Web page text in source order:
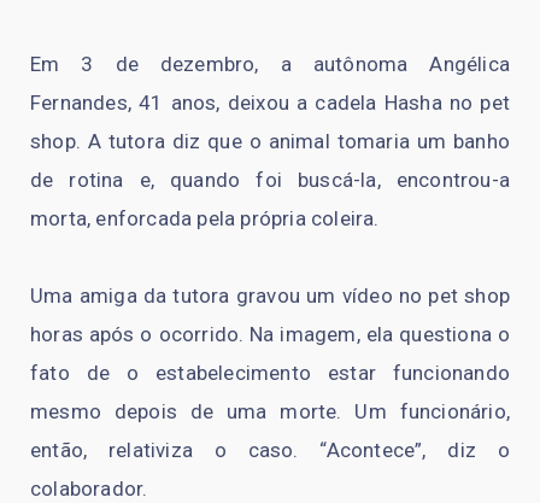
Em 3 de dezembro, a autônoma Angélica
Fernandes, 41 anos, deixou a cadela Hasha no pet
shop. A tutora diz que o animal tomaria um banho
de rotina e, quando foi buscá-la, encontrou-a
morta, enforcada pela própria coleira.
Uma amiga da tutora gravou um vídeo no pet shop
horas após o ocorrido. Na imagem, ela questiona o
fato de o estabelecimento estar funcionando
mesmo depois de uma morte. Um funcionário,
então, relativiza o caso. “Acontece”, diz o
colaborador.